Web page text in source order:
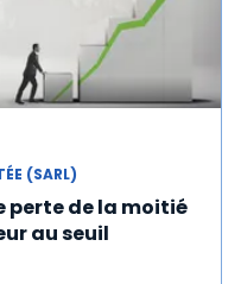
(SARL)
perte de la moitié
au seuil